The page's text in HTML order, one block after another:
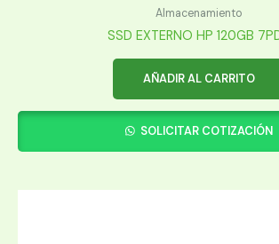
Almacenamiento
SSD EXTERNO HP 120GB
AÑADIR AL CARRITO
SOLICITAR COTIZACIÓN